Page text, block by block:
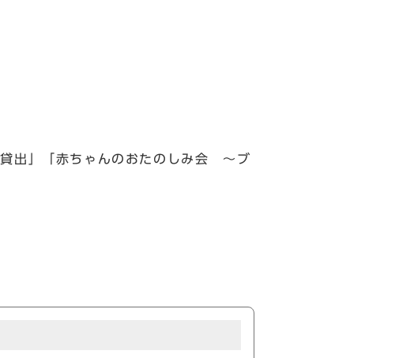
出」「赤ちゃんのおたのしみ会 ～ブ